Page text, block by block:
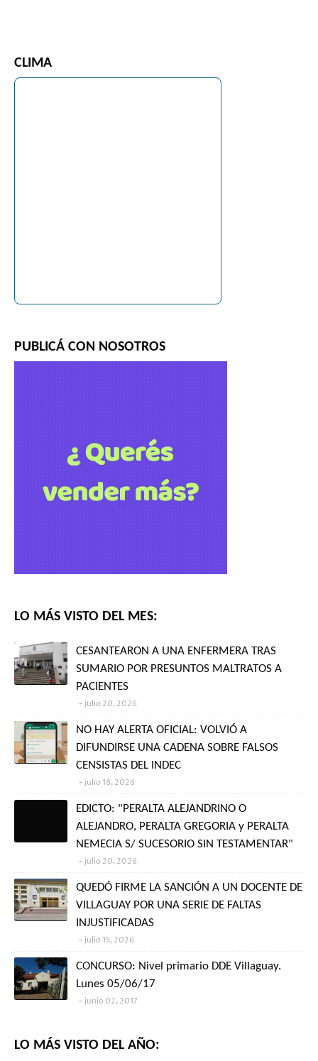
CLIMA
PUBLICÁ CON NOSOTROS
LO MÁS VISTO DEL MES:
CESANTEARON A UNA ENFERMERA TRAS
SUMARIO POR PRESUNTOS MALTRATOS A
PACIENTES
julio 20, 2026
NO HAY ALERTA OFICIAL: VOLVIÓ A
DIFUNDIRSE UNA CADENA SOBRE FALSOS
CENSISTAS DEL INDEC
julio 18, 2026
EDICTO: "PERALTA ALEJANDRINO O
ALEJANDRO, PERALTA GREGORIA y PERALTA
NEMECIA S/ SUCESORIO SIN TESTAMENTAR"
julio 20, 2026
QUEDÓ FIRME LA SANCIÓN A UN DOCENTE DE
VILLAGUAY POR UNA SERIE DE FALTAS
INJUSTIFICADAS
julio 15, 2026
CONCURSO: Nivel primario DDE Villaguay.
Lunes 05/06/17
junio 02, 2017
LO MÁS VISTO DEL AÑO: